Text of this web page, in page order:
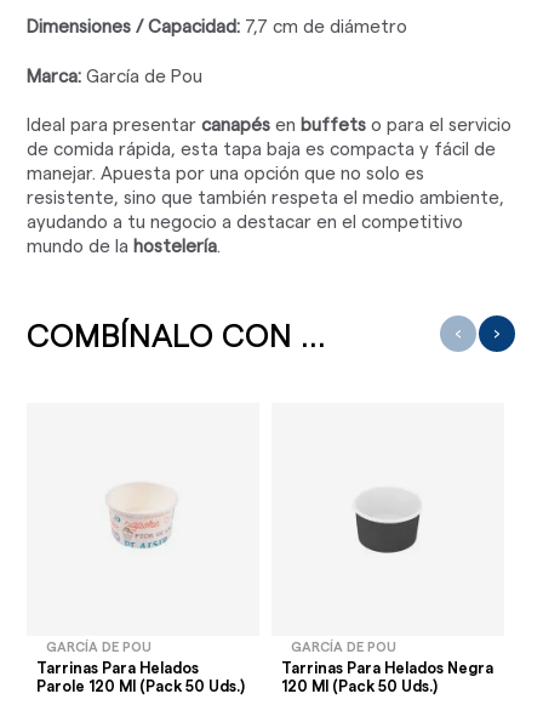
Dimensiones / Capacidad: 7,7 cm de diámetro
Marca: García de Pou
Ideal para presentarcanapés en buffets o para el servicio
de comida rápida, esta tapa baja es compacta y fácil de
manejar. Apuesta por una opción que no solo es
resistente, sino que también respeta el medio ambiente,
ayudando a tu negocio a destacar en el competitivo
mundo de la hostelería.
COMBÍNALO CON ...
GARCÍA DE POU
Tarrinas Para Helados
Parole 120 Ml (Pack 50 Uds.)
GARCÍA DE POU
Tarrinas Para Helados Negra
120 Ml (Pack 50 Uds.)
‹ ›